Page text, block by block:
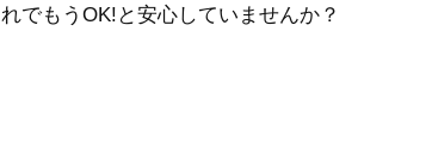
れでもうOK!と安心していませんか？